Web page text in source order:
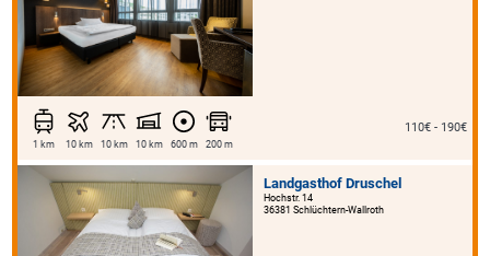
1 km 10 km 10 km 10 km 600 m 200 m
110€ - 190€
Landgasthof Druschel
Hochstr. 14
36381 Schlüchtern-Wallroth